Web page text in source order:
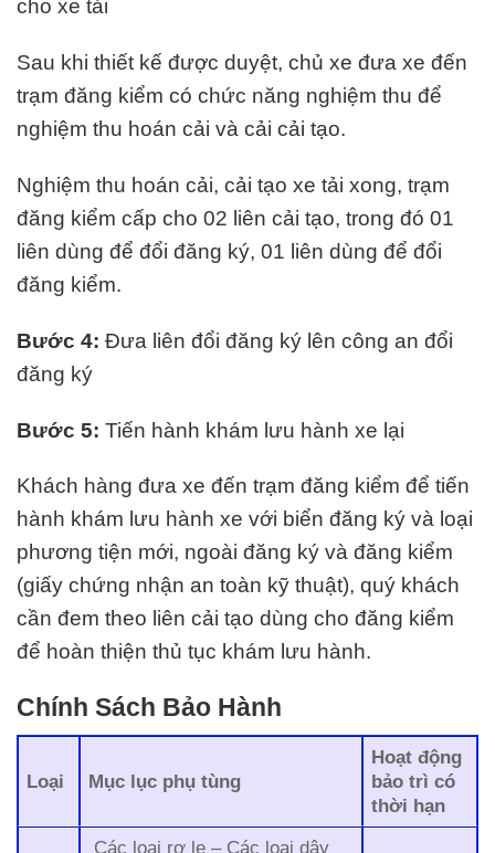
cho xe tải
Sau khi thiết kế được duyệt, chủ xe đưa xe đến
trạm đăng kiểm có chức năng nghiệm thu để
nghiệm thu hoán cải và cải cải tạo.
Nghiệm thu hoán cải, cải tạo xe tải xong, trạm
đăng kiểm cấp cho 02 liên cải tạo, trong đó 01
liên dùng để đổi đăng ký, 01 liên dùng để đổi
đăng kiểm.
Bước 4: Đưa liên đổi đăng ký lên công an đổi
đăng ký
Bước 5: Tiến hành khám lưu hành xe lại
Khách hàng đưa xe đến trạm đăng kiểm để tiến
hành khám lưu hành xe với biển đăng ký và loại
phương tiện mới, ngoài đăng ký và đăng kiểm
(giấy chứng nhận an toàn kỹ thuật), quý khách
cần đem theo liên cải tạo dùng cho đăng kiểm
để hoàn thiện thủ tục khám lưu hành.
Chính Sách Bảo Hành
Loại Mục lục phụ tùng
Hoạt động
bảo trì có
thời hạn
Các loại rơ le – Các loại dây